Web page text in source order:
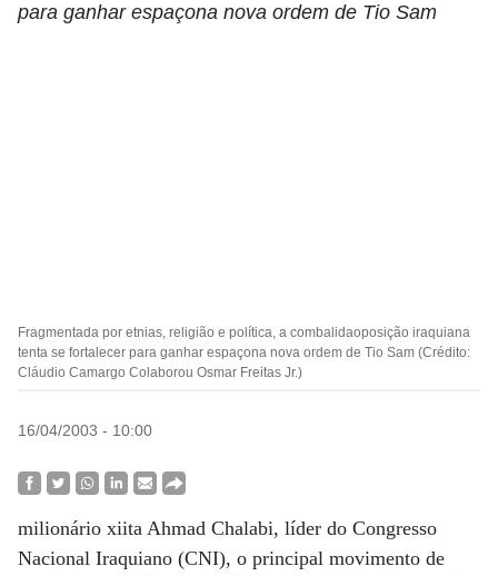
para ganhar espaçona nova ordem de Tio Sam
Fragmentada por etnias, religião e política, a combalidaoposição iraquiana
tenta se fortalecer para ganhar espaçona nova ordem de Tio Sam (Crédito:
Cláudio Camargo Colaborou Osmar Freitas Jr.)
16/04/2003 - 10:00
milionário xiita Ahmad Chalabi, líder do Congresso
Nacional Iraquiano (CNI), o principal movimento de